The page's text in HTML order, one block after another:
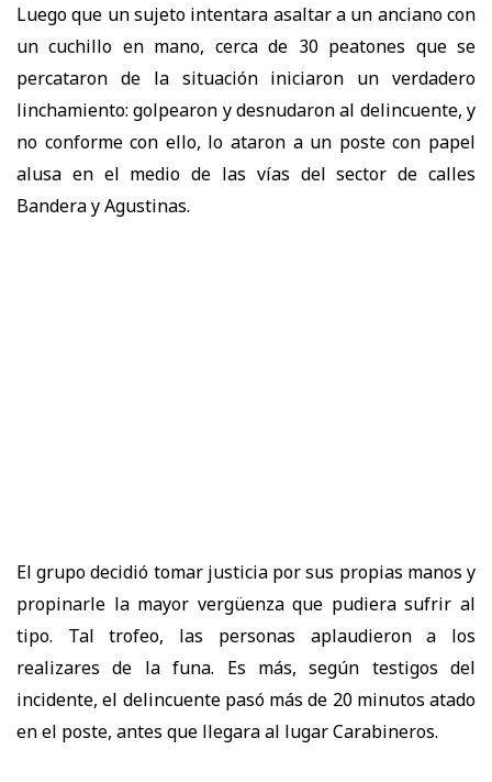
Luego que un sujeto intentara asaltar a un anciano con
un cuchillo en mano, cerca de 30 peatones que se
percataron de la situación iniciaron un verdadero
linchamiento: golpearon y desnudaron al delincuente, y
no conforme con ello, lo ataron a un poste con papel
alusa en el medio de las vías del sector de calles
Bandera y Agustinas.
El grupo decidió tomar justicia por sus propias manos y
propinarle la mayor vergüenza que pudiera sufrir al
tipo. Tal trofeo, las personas aplaudieron a los
realizares de la funa. Es más, según testigos del
incidente, el delincuente pasó más de 20 minutos atado
en el poste, antes que llegara al lugar Carabineros.